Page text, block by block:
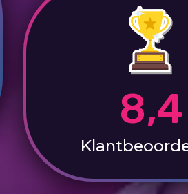
8,4